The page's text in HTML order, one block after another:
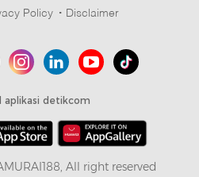
Policy Disclaimer
aplikasi detikcom
All right reserved